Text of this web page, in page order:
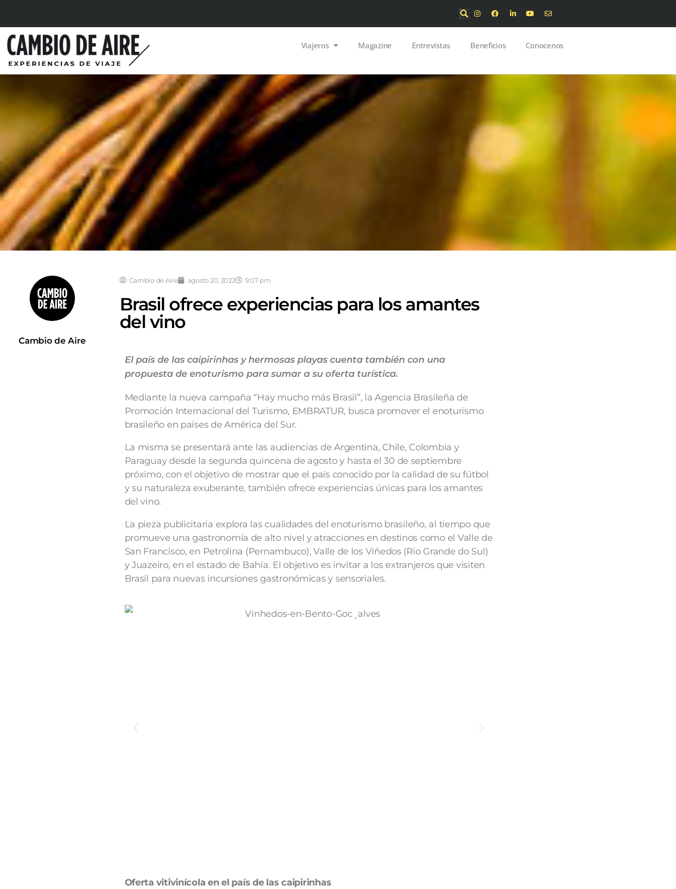
Viajeros Magazine Entrevistas Beneficios Conocenos
Cambio de Aire
Cambio de Aire agosto 20, 2022 9:07 pm
Brasil ofrece experiencias para los amantes
del vino
El país de las caipirinhas y hermosas playas cuenta también con una
propuesta de enoturismo para sumar a su oferta turística.
Mediante la nueva campaña “Hay mucho más Brasil”, la Agencia Brasileña de
Promoción Internacional del Turismo, EMBRATUR, busca promover el enoturismo
brasileño en países de América del Sur.
La misma se presentará ante las audiencias de Argentina, Chile, Colombia y
Paraguay desde la segunda quincena de agosto y hasta el 30 de septiembre
próximo, con el objetivo de mostrar que el país conocido por la calidad de su fútbol
y su naturaleza exuberante, también ofrece experiencias únicas para los amantes
del vino.
La pieza publicitaria explora las cualidades del enoturismo brasileño, al tiempo que
promueve una gastronomía de alto nivel y atracciones en destinos como el Valle de
San Francisco, en Petrolina (Pernambuco), Valle de los Viñedos (Rio Grande do Sul)
y Juazeiro, en el estado de Bahía. El objetivo es invitar a los extranjeros que visiten
Brasil para nuevas incursiones gastronómicas y sensoriales.
Oferta vitivinícola en el país de las caipirinhas